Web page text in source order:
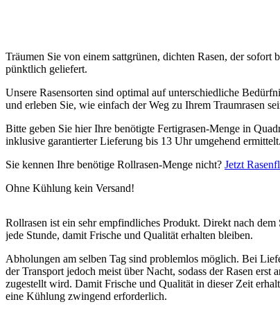
Träumen Sie von einem sattgrünen, dichten Rasen, der
pünktlich geliefert.
Unsere Rasensorten sind optimal auf unterschiedliche
und erleben Sie, wie einfach der Weg zu Ihrem Traumrasen
Bitte geben Sie hier Ihre benötigte Fertigrasen-Menge in
inklusive garantierter Lieferung bis 13 Uhr umgehend ermittelt.
Sie kennen Ihre benötige Rollrasen-Menge nicht? Jetzt
Ohne Kühlung kein Versand!
Rollrasen ist ein sehr empfindliches Produkt. Direkt nach dem
jede Stunde, damit Frische und Qualität erhalten bleiben.
Abholungen am selben Tag sind problemlos möglich. Bei
der Transport jedoch meist über Nacht, sodass der Rasen erst
zugestellt wird. Damit Frische und Qualität in dieser Zeit
eine Kühlung zwingend erforderlich.